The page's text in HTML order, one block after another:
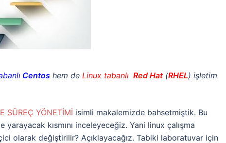
Centos hem de Linux tabanlı Red Hat (RHEL) işletim
SÜREÇ YÖNETİMİ isimli makalemizde bahsetmiştik. Bu
kısmını inceleyeceğiz. Yani linux çalışma
olarak değiştirilir? Açıklayacağız. Tabiki laboratuvar için